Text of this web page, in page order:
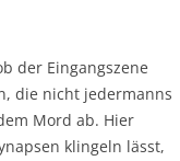
der Eingangszene
die nicht jedermanns
Mord ab. Hier
klingeln lässt,